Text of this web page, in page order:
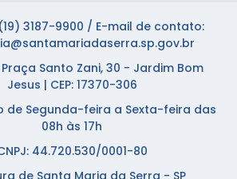
3187-9900 / E-mail de contato:
Santo Zani, 30 - Jardim Bom
Jesus | CEP: 17370-306
de Segunda-feira a Sexta-feira das
08h às 17h
44.720.530/0001-80
de Santa Maria da Serra - SP